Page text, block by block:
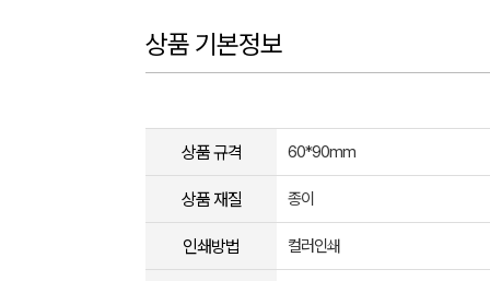
상품 기본정보
상품 규격 60*90mm
상품 재질 종이
인쇄방법 컬러인쇄